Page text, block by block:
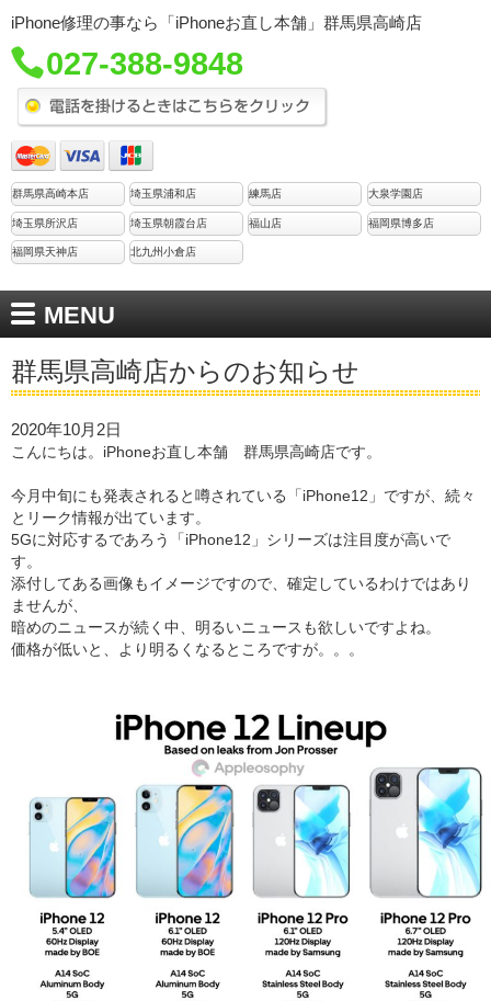
iPhone修理の事なら「iPhoneお直し本舗」群馬県高崎店
027-388-9848
群馬県高崎本店 埼玉県浦和店 練馬店 大泉学園店
埼玉県所沢店 埼玉県朝霞台店 福山店 福岡県博多店
福岡県天神店 北九州小倉店
MENU
群馬県高崎店からのお知らせ
2020年10月2日
こんにちは。iPhoneお直し本舗 群馬県高崎店です。
今月中旬にも発表されると噂されている「iPhone12」ですが、続々
とリーク情報が出ています。
5Gに対応するであろう「iPhone12」シリーズは注目度が高いで
す。
添付してある画像もイメージですので、確定しているわけではあり
ませんが、
暗めのニュースが続く中、明るいニュースも欲しいですよね。
価格が低いと、より明るくなるところですが。。。